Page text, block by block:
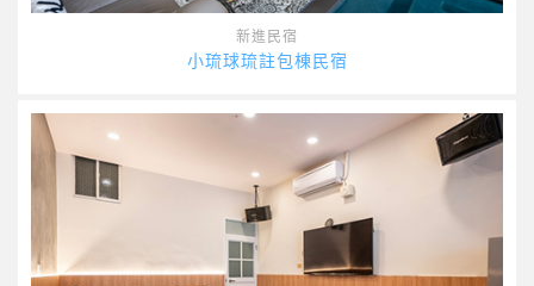
新進民宿
小琉球琉註包棟民宿